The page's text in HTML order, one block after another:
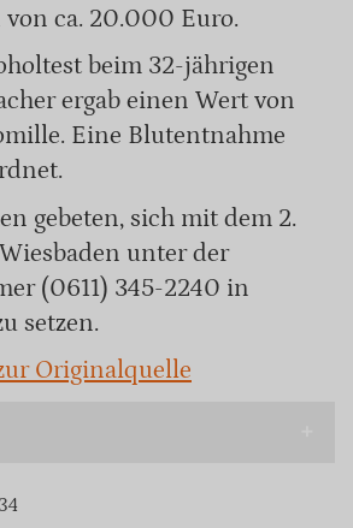
von ca. 20.000 Euro.
beim 32-jährigen
ergab einen Wert von
Eine Blutentnahme
gebeten, sich mit dem 2.
unter der
(0611) 345-2240 in
setzen.
Originalquelle